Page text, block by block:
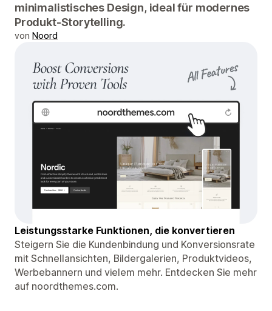
minimalistisches Design, ideal für modernes
Produkt-Storytelling.
von Noord
Leistungsstarke Funktionen, die konvertieren
Steigern Sie die Kundenbindung und Konversionsrate
mit Schnellansichten, Bildergalerien, Produktvideos,
Werbebannern und vielem mehr. Entdecken Sie mehr
auf noordthemes.com.